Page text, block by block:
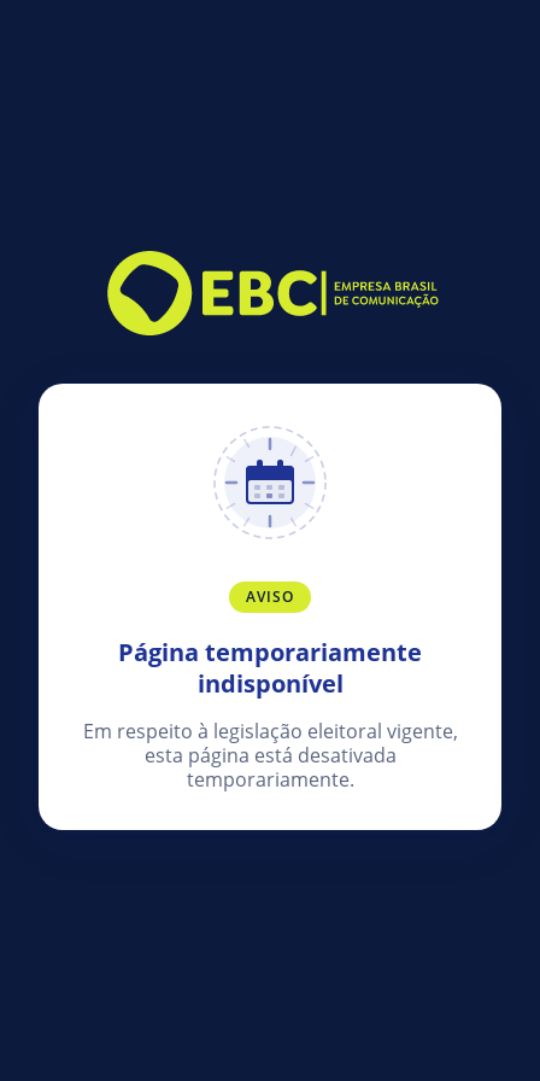
AVISO
Página temporariamente
indisponível
Em respeito à legislação eleitoral vigente,
esta página está desativada
temporariamente.